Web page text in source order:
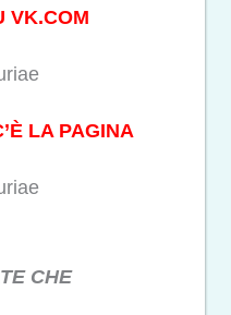
VK.COM
LA PAGINA
CHE